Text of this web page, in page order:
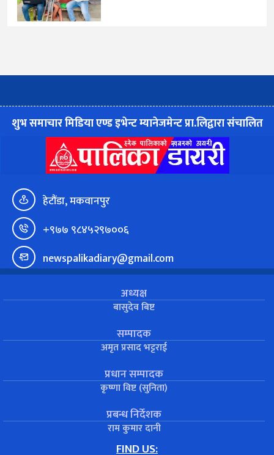
शुभ समाचार मिडिया एण्ड इभेन्ट म्यानेजमेन्ट प्रा.लिद्वारा संचालित
हेटौंडा, मकवानपुर
+९७७ ९८४५२९७००६
newspalikadiary@gmail.com
अध्यक्ष
बासुदेव बिष्ट
सम्पादक
अमृत प्रसाद भट्टराई
प्रधान सम्पादक
कृष्णा विष्ट (सुनिता)
प्रबन्ध निर्देशक
राम कुमार दानी
FIND US: